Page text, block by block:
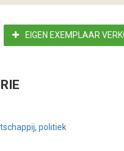
EIGEN EXEMPLAAR
politiek